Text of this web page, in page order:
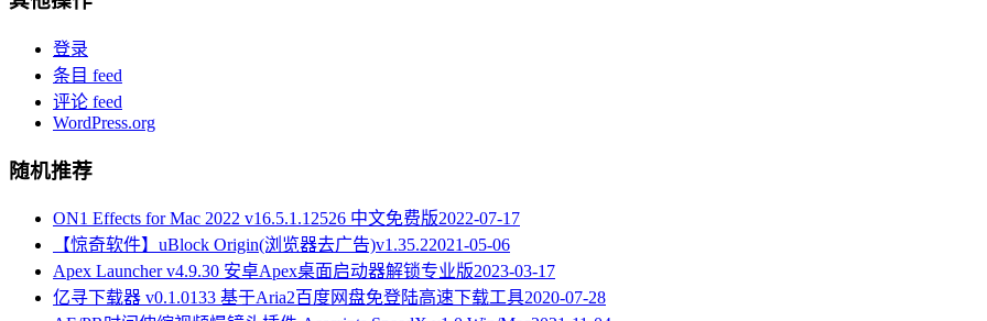
登录
条目 feed
评论 feed
WordPress.org
随机推荐
ON1 Effects for Mac 2022 v16.5.1.12526 中文免费版2022-07-17
【惊奇软件】uBlock Origin(浏览器去广告)v1.35.22021-05-06
Apex Launcher v4.9.30 安卓Apex桌面启动器解锁专业版2023-03-17
亿寻下载器 v0.1.0133 基于Aria2百度网盘免登陆高速下载工具2020-07-28